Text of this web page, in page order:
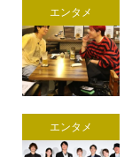
エンタメ
エンタメ